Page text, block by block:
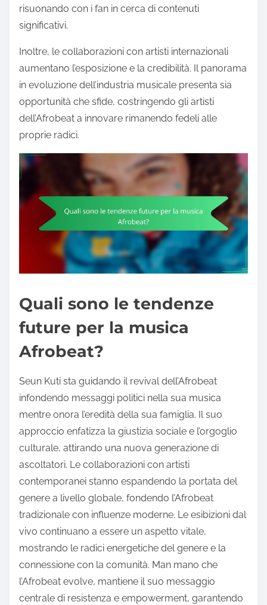
risuonando con i fan in cerca di contenuti
significativi.
Inoltre, le collaborazioni con artisti internazionali
aumentano l’esposizione e la credibilità. Il panorama
in evoluzione dell’industria musicale presenta sia
opportunità che sfide, costringendo gli artisti
dell’Afrobeat a innovare rimanendo fedeli alle
proprie radici.
Quali sono le tendenze
future per la musica
Afrobeat?
Seun Kuti sta guidando il revival dell’Afrobeat
infondendo messaggi politici nella sua musica
mentre onora l’eredità della sua famiglia. Il suo
approccio enfatizza la giustizia sociale e l’orgoglio
culturale, attirando una nuova generazione di
ascoltatori. Le collaborazioni con artisti
contemporanei stanno espandendo la portata del
genere a livello globale, fondendo l’Afrobeat
tradizionale con influenze moderne. Le esibizioni dal
vivo continuano a essere un aspetto vitale,
mostrando le radici energetiche del genere e la
connessione con la comunità. Man mano che
l’Afrobeat evolve, mantiene il suo messaggio
centrale di resistenza e empowerment, garantendo